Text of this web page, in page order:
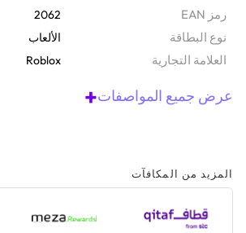
رمز EAN 2062
نوع البطاقة الألعاب
‫العلامة التجارية Roblox
عرض جميع المواصفات+
المزيد من المكافآت